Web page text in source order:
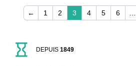
← 1 2 3 4 5 6 …
DEPUIS1849